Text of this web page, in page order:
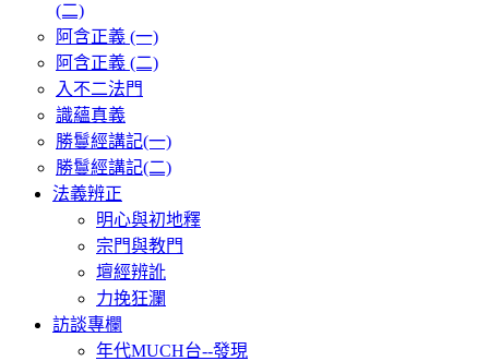
(二)
阿含正義 (一)
阿含正義 (二)
入不二法門
識蘊真義
勝鬘經講記(一)
勝鬘經講記(二)
法義辨正
明心與初地釋
宗門與教門
壇經辨訛
力挽狂瀾
訪談專欄
年代MUCH台--發現